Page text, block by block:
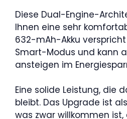
Diese Dual-Engine-
Ihnen eine sehr
632-mAh-Akku
Smart-Modus und kann
ansteigen im
Eine solide Leistung, die
bleibt. Das Upgrade ist
was zwar willkommen